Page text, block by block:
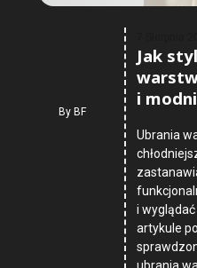
ByBF
Jak
i
Ubrania
i
artykule